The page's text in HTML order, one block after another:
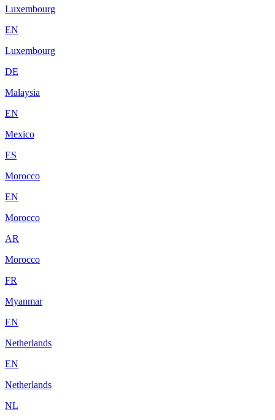
Luxembourg
EN
Luxembourg
DE
Malaysia
EN
Mexico
ES
Morocco
EN
Morocco
AR
Morocco
FR
Myanmar
EN
Netherlands
EN
Netherlands
NL